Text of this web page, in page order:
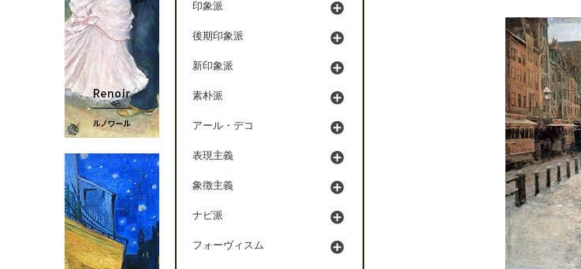
印象派
後期印象派
新印象派
素朴派
アール・デコ
表現主義
象徴主義
ナビ派
フォーヴィスム